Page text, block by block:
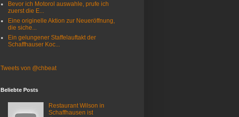
Bevor ich Motorol auswahle, prufe ich
zuerst die E...
Eine originelle Aktion zur Neueröffnung,
die siche...
Ein gelungener Staffelauftakt der
Schaffhauser Koc...
Tweets von @chbeat
Beliebte Posts
Restaurant Wilson in
Schaffhausen ist